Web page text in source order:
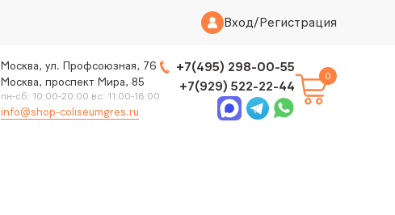
Вход/Регистрация
Москва, ул. Профсоюзная, 76
Москва, проспект Мира, 85
пн-сб: 10:00-20:00 вс: 11:00-18:00
info@shop-coliseumgres.ru
+7(495) 298-00-55
+7(929) 522-22-44
0